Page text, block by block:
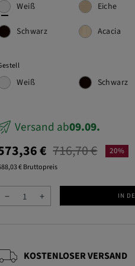
Weiß Eiche
Schwarz Acacia
Weiß Schwarz
Versand ab09.09.
20%
€ 716,70 €
€ Bruttopreis
− + IN
KOSTENLOSER VERSAND